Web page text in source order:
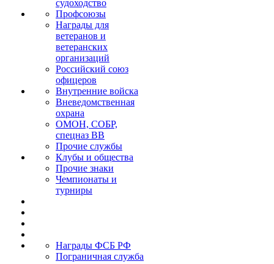
судоходство
Профсоюзы
Награды для
ветеранов и
ветеранских
организаций
Российский союз
офицеров
Внутренние войска
Вневедомственная
охрана
ОМОН, СОБР,
спецназ ВВ
Прочие службы
Клубы и общества
Прочие знаки
Чемпионаты и
турниры
Награды ФСБ РФ
Пограничная служба